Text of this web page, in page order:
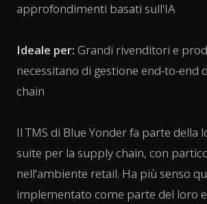
approfondimenti basati sull'IA
Ideale per: Grandi rivenditori e
necessitano di gestione end-to-end
chain
Il TMS di Blue Yonder fa parte della
suite per la supply chain, con
nell'ambiente retail. Ha più senso
implementato come parte del loro